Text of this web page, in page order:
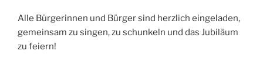
Alle Bürgerinnen und Bürger sind herzlich eingeladen,
gemeinsam zu singen, zu schunkeln und das Jubiläum
zu feiern!